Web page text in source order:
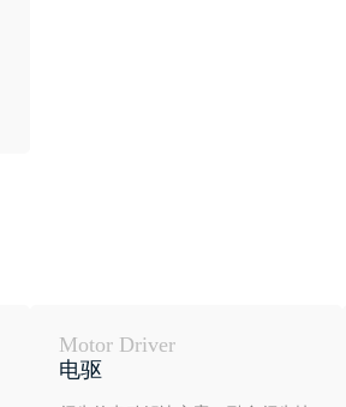
Motor Driver
电驱